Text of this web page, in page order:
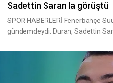
Sadettin Saran la görüştü
SPOR HABERLERİ Fenerbahçe
gündemdeydi: Duran, Sadettin